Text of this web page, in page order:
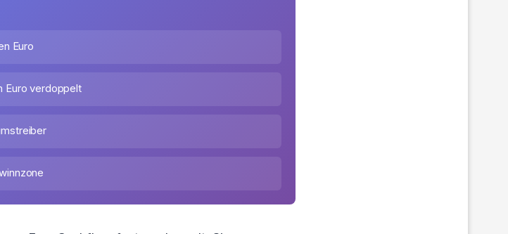
Euro
Euro verdoppelt